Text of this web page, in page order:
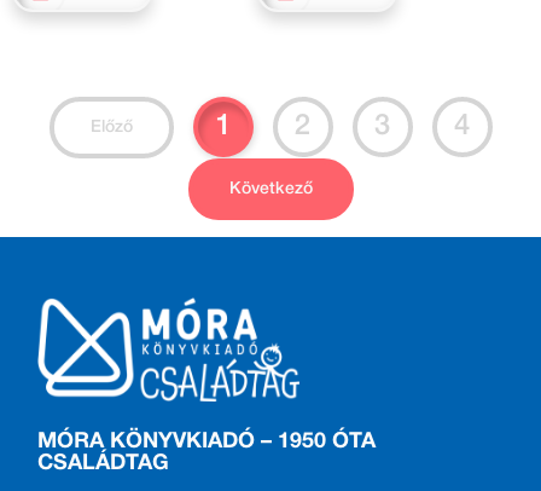
Előző 1 2 3 4
Következő
MÓRA KÖNYVKIADÓ – 1950 ÓTA
CSALÁDTAG